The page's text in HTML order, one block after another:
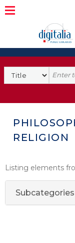
Search
RELIGION
Listing elements
Subcategories